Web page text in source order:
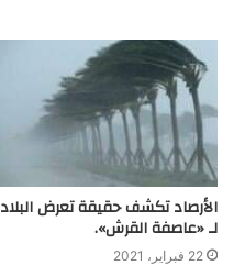
الأرصاد تكشف حقيقة تعرض البلاد
لـ «عاصفة القرش».
22 فبراير، 2021